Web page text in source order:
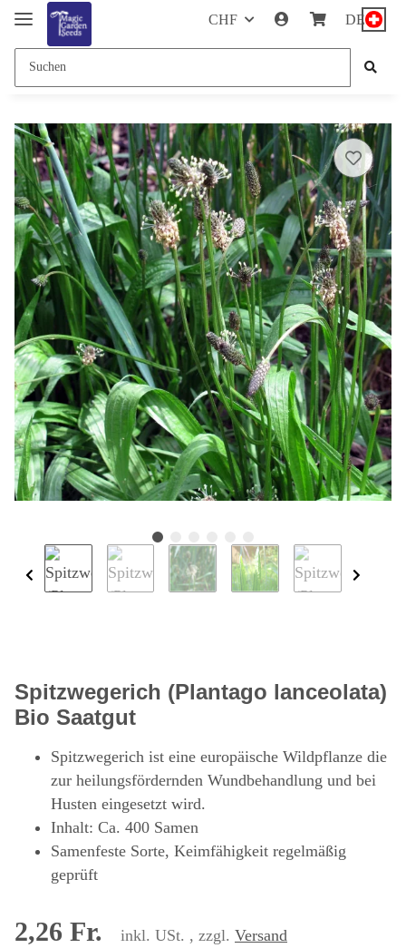
CHF DE
Spitzwegerich (Plantago lanceolata)
Bio Saatgut
Spitzwegerich ist eine europäische Wildpflanze die
zur heilungsfördernden Wundbehandlung und bei
Husten eingesetzt wird.
Inhalt: Ca. 400 Samen
Samenfeste Sorte, Keimfähigkeit regelmäßig
geprüft
2,26 Fr. inkl. USt. , zzgl. Versand